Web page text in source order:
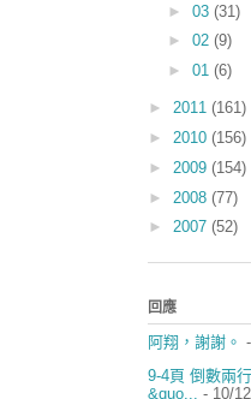
► 03 (31)
► 02 (9)
► 01 (6)
► 2011 (161)
► 2010 (156)
► 2009 (154)
► 2008 (77)
► 2007 (52)
回應
阿翔，謝謝。
9-4頁 倒數兩
&quo...
- 10/